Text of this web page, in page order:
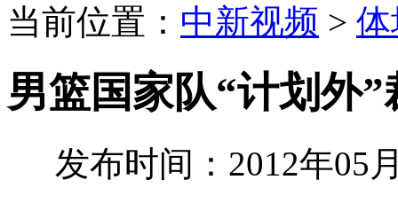
当前位置： 中新视频 >
男篮国家队“计划外
发布时间：2012年05